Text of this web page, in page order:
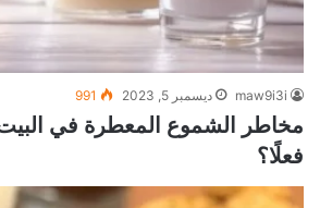
maw9i3i ديسمبر 5, 2023 991
مخاطر الشموع المعطرة في
فعلًا؟